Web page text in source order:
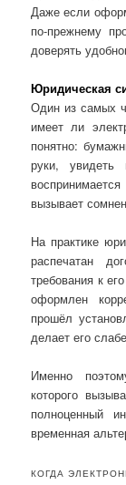
Даже если
по-прежнему
доверять
Юридическая
Один из самых
имеет ли
понятно:
руки, увидеть
вызывает
На практике
распечатан
требования к
оформлен
прошёл
делает его
Именно
которого
полноценный
временная
КОГДА